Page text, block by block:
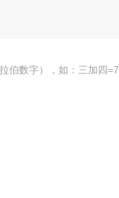
伯数字），如：三加四=7